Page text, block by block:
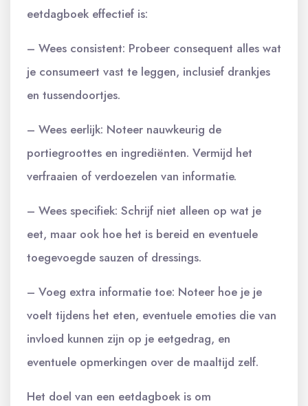
eetdagboek effectief is:
– Wees consistent: Probeer consequent alles wat
je consumeert vast te leggen, inclusief drankjes
en tussendoortjes.
– Wees eerlijk: Noteer nauwkeurig de
portiegroottes en ingrediënten. Vermijd het
verfraaien of verdoezelen van informatie.
– Wees specifiek: Schrijf niet alleen op wat je
eet, maar ook hoe het is bereid en eventuele
toegevoegde sauzen of dressings.
– Voeg extra informatie toe: Noteer hoe je je
voelt tijdens het eten, eventuele emoties die van
invloed kunnen zijn op je eetgedrag, en
eventuele opmerkingen over de maaltijd zelf.
Het doel van een eetdagboek is om